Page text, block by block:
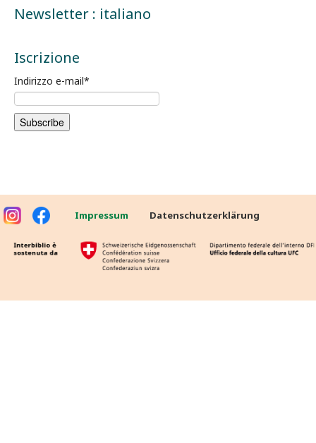
Newsletter : italiano
Iscrizione
Indirizzo e-mail*
Impressum Datenschutzerklärung